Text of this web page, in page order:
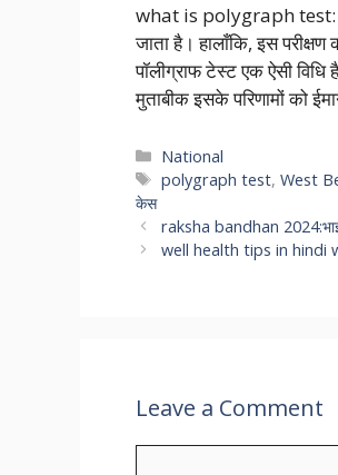
what is polygraph test:
जाता है। हालाँकि, इस
पॉलीग्राफ टेस्ट एक ऐसी
मुताबीक इसके परिणामों को
Categories
National
Tags
polygraph test,West
केस
raksha bandhan
well health tips in hindi
Leave a Comment